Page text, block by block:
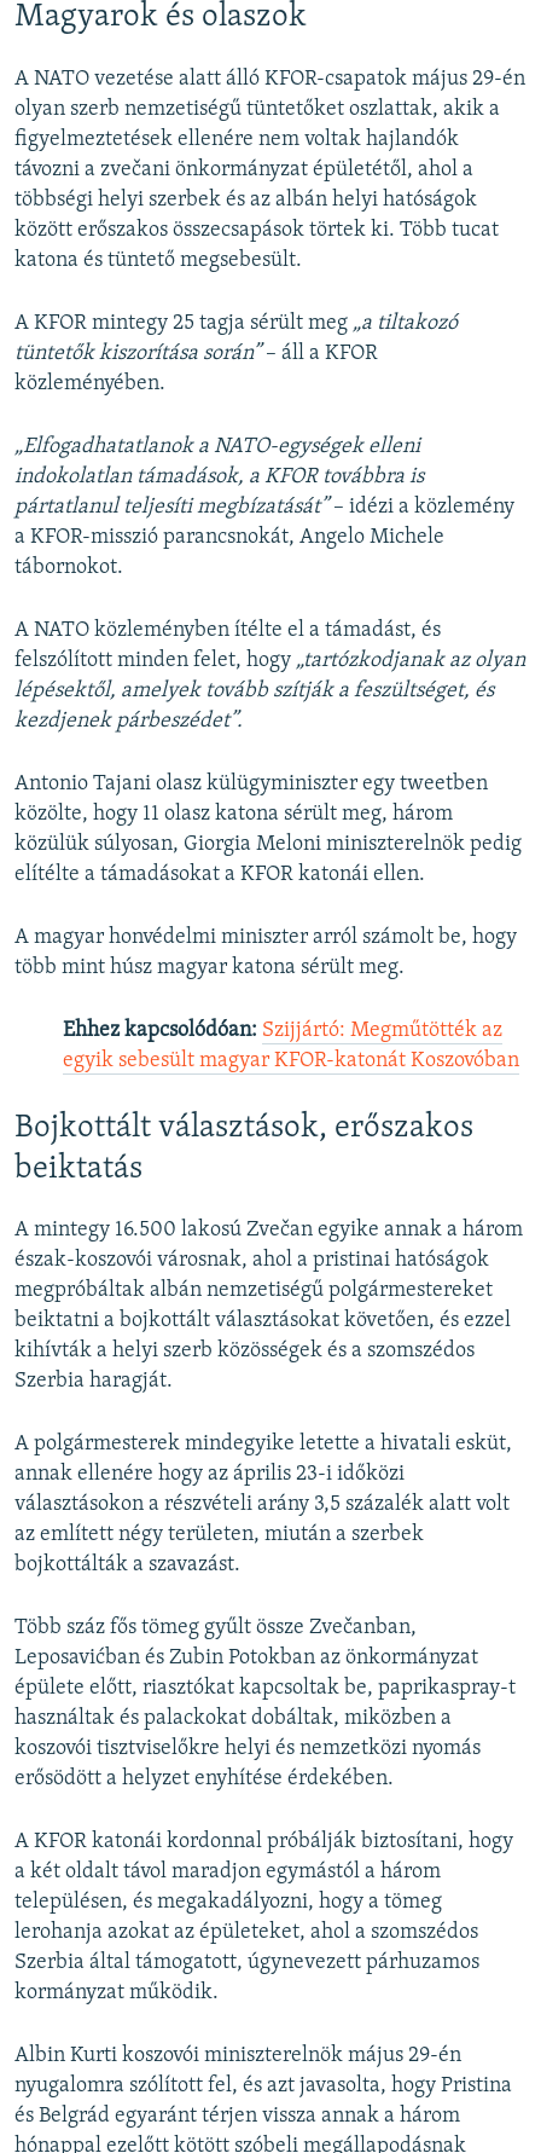
Magyarok és olaszok
A NATO vezetése alatt álló KFOR-csapatok május 29-én
olyan szerb nemzetiségű tüntetőket oszlattak, akik a
figyelmeztetések ellenére nem voltak hajlandók
távozni a zvečani önkormányzat épületétől, ahol a
többségi helyi szerbek és az albán helyi hatóságok
között erőszakos összecsapások törtek ki. Több tucat
katona és tüntető megsebesült.
A KFOR mintegy 25 tagja sérült meg „a tiltakozó
tüntetők kiszorítása során”– áll a KFOR
közleményében.
„Elfogadhatatlanok a NATO-egységek elleni
indokolatlan támadások, a KFOR továbbra is
pártatlanul teljesíti megbízatását”– idézi a közlemény
a KFOR-misszió parancsnokát, Angelo Michele
tábornokot.
A NATO közleményben ítélte el a támadást, és
felszólított minden felet, hogy „tartózkodjanak az olyan
lépésektől, amelyek tovább szítják a feszültséget, és
kezdjenek párbeszédet”.
Antonio Tajani olasz külügyminiszter egy tweetben
közölte, hogy 11 olasz katona sérült meg, három
közülük súlyosan, Giorgia Meloni miniszterelnök pedig
elítélte a támadásokat a KFOR katonái ellen.
A magyar honvédelmi miniszter arról számolt be, hogy
több mint húsz magyar katona sérült meg.
Ehhez kapcsolódóan: Szijjártó: Megműtötték az
egyik sebesült magyar KFOR-katonát Koszovóban
Bojkottált választások, erőszakos
beiktatás
A mintegy 16.500 lakosú Zvečan egyike annak a három
észak-koszovói városnak, ahol a pristinai hatóságok
megpróbáltak albán nemzetiségű polgármestereket
beiktatni a bojkottált választásokat követően, és ezzel
kihívták a helyi szerb közösségek és a szomszédos
Szerbia haragját.
A polgármesterek mindegyike letette a hivatali esküt,
annak ellenére hogy az április 23-i időközi
választásokon a részvételi arány 3,5 százalék alatt volt
az említett négy területen, miután a szerbek
bojkottálták a szavazást.
Több száz fős tömeg gyűlt össze Zvečanban,
Leposavićban és Zubin Potokban az önkormányzat
épülete előtt, riasztókat kapcsoltak be, paprikaspray-t
használtak és palackokat dobáltak, miközben a
koszovói tisztviselőkre helyi és nemzetközi nyomás
erősödött a helyzet enyhítése érdekében.
A KFOR katonái kordonnal próbálják biztosítani, hogy
a két oldalt távol maradjon egymástól a három
településen, és megakadályozni, hogy a tömeg
lerohanja azokat az épületeket, ahol a szomszédos
Szerbia által támogatott, úgynevezett párhuzamos
kormányzat működik.
Albin Kurti koszovói miniszterelnök május 29-én
nyugalomra szólított fel, és azt javasolta, hogy Pristina
és Belgrád egyaránt térjen vissza annak a három
hónappal ezelőtt kötött szóbeli megállapodásnak